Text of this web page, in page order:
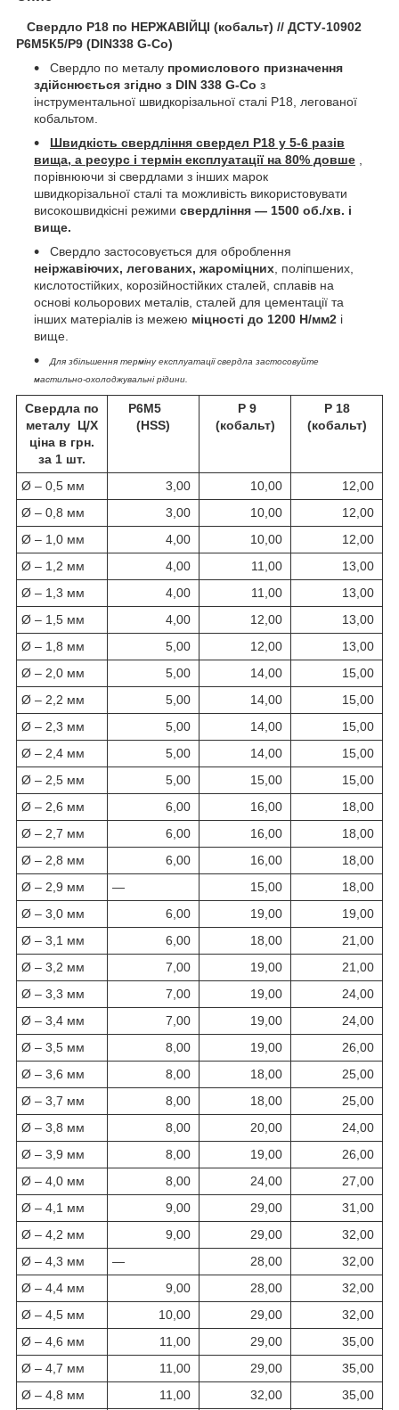
Свердло Р18 по НЕРЖАВІЙЦІ (кобальт) // ДСТУ-10902
Р6М5К5/Р9 (DIN338 G-Co)
Свердло по металу промислового призначення
здійснюється згідно з DIN 338 G-Co з
інструментальної швидкорізальної сталі Р18, легованої
кобальтом.
Швидкість свердління свердел Р18 у 5-6 разів
вища, а ресурс і термін експлуатації на 80% довше
порівнюючи зі свердлами з інших марок
швидкорізальної сталі та можливість використовувати
високошвидкісні режими свердління — 1500 об./хв. і
вище.
Свердло застосовується для оброблення
неіржавіючих, легованих, жароміцних , поліпшених,
кислотостійких, корозійностійких сталей, сплавів на
основі кольорових металів, сталей для цементації та
інших матеріалів із межею міцності до 1200 Н/мм2 і
вище.
Для збільшення терміну експлуатації свердла застосовуйте
мастильно-охолоджувальні рідини.
Свердла по
металу Ц/Х
ціна в грн.
за 1 шт.
P6M5
(HSS)
Р 9
(кобальт)
Р 18
(кобальт)
Ø – 0,5 мм 3,00 10,00
12,00
Ø – 0,8 мм
3,00 10,00
12,00
Ø – 1,0 мм
4,00 10,00
12,00
Ø – 1,2 мм
4,00 11,00
13,00
Ø – 1,3 мм
4,00 11,00
13,00
Ø – 1,5 мм
4,00 12,00
13,00
Ø – 1,8 мм
5,00 12,00
13,00
Ø – 2,0 мм
5,00 14,00
15,00
Ø – 2,2 мм
5,00 14,00
15,00
Ø – 2,3 мм
5,00 14,00
15,00
Ø – 2,4 мм
5,00 14,00
15,00
Ø – 2,5 мм
5,00 15,00
15,00
Ø – 2,6 мм
6,00 16,00
18,00
Ø – 2,7 мм
6,00 16,00
18,00
Ø – 2,8 мм
6,00 16,00
18,00
Ø – 2,9 мм
— 15,00
18,00
Ø – 3,0 мм
6,00 19,00
19,00
Ø – 3,1 мм
6,00 18,00
21,00
Ø – 3,2 мм
7,00 19,00
21,00
Ø – 3,3 мм
7,00 19,00
24,00
Ø – 3,4 мм
7,00 19,00
24,00
Ø – 3,5 мм
8,00 19,00
26,00
Ø – 3,6 мм
8,00 18,00
25,00
Ø – 3,7 мм
8,00 18,00
25,00
Ø – 3,8 мм
8,00 20,00
24,00
Ø – 3,9 мм
8,00 19,00
26,00
Ø – 4,0 мм
8,00 24,00
27,00
Ø – 4,1 мм
9,00 29,00
31,00
Ø – 4,2 мм
9,00 29,00
32,00
Ø – 4,3 мм
— 28,00
32,00
Ø – 4,4 мм
9,00 28,00
32,00
Ø – 4,5 мм
10,00 29,00
32,00
Ø – 4,6 мм
11,00 29,00
35,00
Ø – 4,7 мм
11,00 29,00
35,00
Ø – 4,8 мм
11,00 32,00 35,00